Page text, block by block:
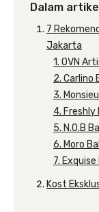
Dalam
7
Jakarta
1. OVN
2. Carlino
3.
4. Freshly
5. N.O.B
6. Moro
7.
Kost